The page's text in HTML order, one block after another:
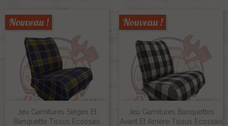
Jeu Garnitures Sièges Et
Banquette Tissus Ecossais
Nouveau !
Jeu Garnitures Banquettes
Avant Et Arrière Tissus Ecossais
Nouveau !